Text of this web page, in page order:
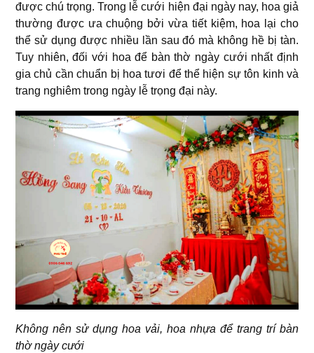
được chú trọng. Trong lễ cưới hiện đại ngày nay, hoa giả
thường được ưa chuộng bởi vừa tiết kiệm, hoa lại cho
thể sử dụng được nhiều lần sau đó mà không hề bị tàn.
Tuy nhiên, đối với hoa để bàn thờ ngày cưới nhất định
gia chủ cần chuẩn bị hoa tươi để thể hiện sự tôn kinh và
trang nghiêm trong ngày lễ trọng đại này.
Không nên sử dụng hoa vải, hoa nhựa để trang trí bàn
thờ ngày cưới